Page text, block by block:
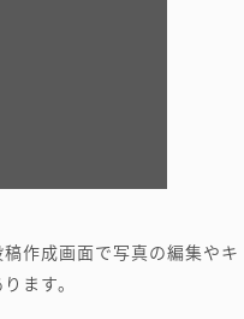
作成画面で写真の編集やキ
ます。